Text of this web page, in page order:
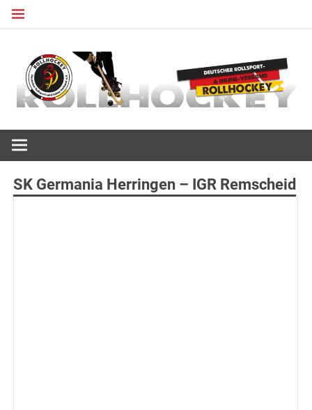
Zum
SK Germania Herringen – IGR Remscheid